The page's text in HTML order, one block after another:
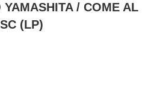
YAMASHITA / COME AL
(LP)